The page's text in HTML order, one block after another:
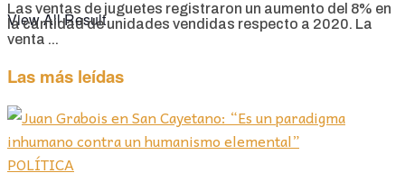
View All Result
Las ventas de juguetes registraron un aumento del 8% en
la cantidad de unidades vendidas respecto a 2020. La
venta ...
Las más leídas
POLÍTICA